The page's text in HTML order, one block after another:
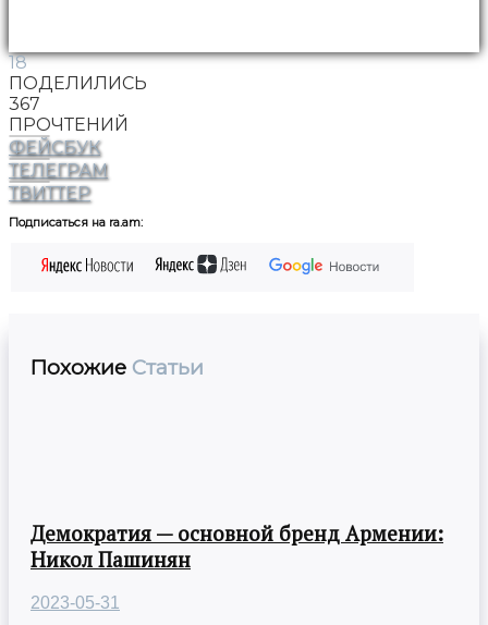
18
ПОДЕЛИЛИСЬ
367
ПРОЧТЕНИЙ
ФЕЙСБУК
ТЕЛЕГРАМ
ТВИТТЕР
Подписаться на ra.am:
Похожие Статьи
Демократия — основной бренд Армении:
Никол Пашинян
2023-05-31